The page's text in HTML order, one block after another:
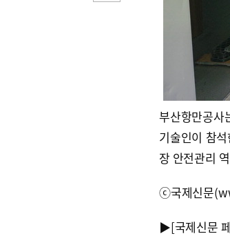
부산항만공사
기술인이 참
장 안전관리
ⓒ국제신문
▶[국제신문